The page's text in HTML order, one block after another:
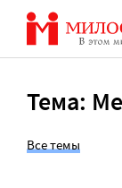
Перейти
содержанию
Тема:
Все темы